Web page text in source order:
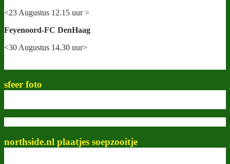
<23 Augustus 12.15 uur >
Feyenoord-FC DenHaag
<30 Augustus 14.30 uur>
sfeer foto
northside.nl plaatjes soepzooitje